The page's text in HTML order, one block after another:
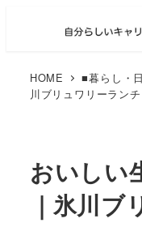
HOME ■暮らし・
川ブリュワリーランチ
おいしい
｜氷川